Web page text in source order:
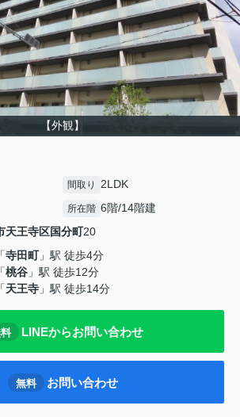
【外観】
間取り 2LDK
所在階 6階/14階建
天王寺区国分町20
「寺田町」駅 徒歩4分
「桃谷 」駅 徒歩12分
「天王寺 」駅 徒歩14分
LINEからお問い合わせ
無料 お問い合わせ